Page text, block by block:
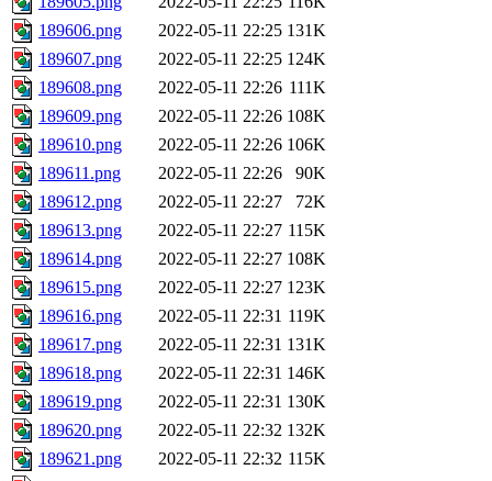
189606.png
2022-05-11 22:25 131K
189607.png
2022-05-11 22:25 124K
189608.png
2022-05-11 22:26 111K
189609.png
2022-05-11 22:26 108K
189610.png
2022-05-11 22:26 106K
189611.png
2022-05-11 22:26
90K
189612.png
2022-05-11 22:27
72K
189613.png
2022-05-11 22:27 115K
189614.png
2022-05-11 22:27 108K
189615.png
2022-05-11 22:27 123K
189616.png
2022-05-11 22:31 119K
189617.png
2022-05-11 22:31 131K
189618.png
2022-05-11 22:31 146K
189619.png
2022-05-11 22:31 130K
189620.png
2022-05-11 22:32 132K
189621.png
2022-05-11 22:32 115K